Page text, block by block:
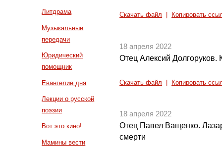
Литдрама
Музыкальные
передачи
Юридический
помощник
Евангелие дня
Лекции о русской
поэзии
Вот это кино!
Мамины вести
Скачать файл Копировать
18 апреля 2022
Отец Алексий Долгоруков.
Скачать файл Копировать
18 апреля 2022
Отец Павел Ващенко.
смерти